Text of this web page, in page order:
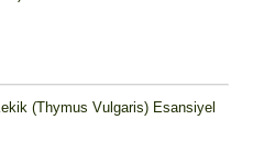
(Thymus Vulgaris) Esansiyel